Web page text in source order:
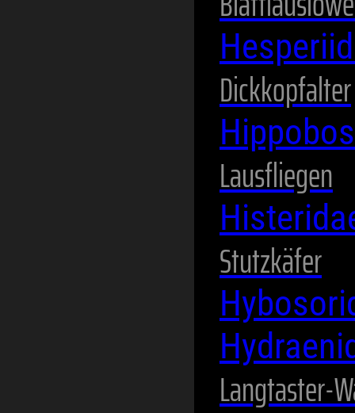
Dickkopfalter
Lausfliegen
Stutzkäfer
Langtaster-